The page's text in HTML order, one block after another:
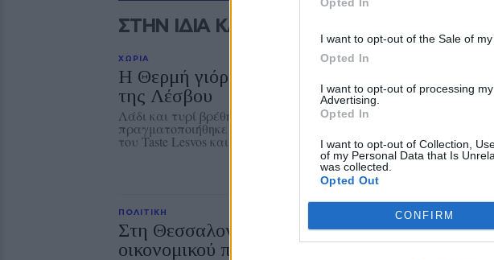
I want to opt-out of the Sale of my
Opted In
I want to opt-out of processing
Advertising.
Opted In
I want to opt-out of Collection,
of my Personal Data that Is
was collected.
Opted Out
CONFIRM
ΣΤΗΝ ΙΔΙΑ ΚΑΤΗΓΟΡΙΑ
ΧΩΡΙΑ
Η Θερμή γιόρτασε τους γευστικούς θησαυρούς
της Λέσβου
Λάδι και τυρί βρέθηκαν στο επίκεντρο της γιορτής που
πραγματοποιήθηκε στο Δημοτικό Σχολείο της Θερμής, στο πλαίσιο
του Taste Lesvos και του Λεσβιακού Καλοκαιριού
ΠΟΛΙΤΙΚΗ
Στη Θεσσαλονίκη τα αποκαλυπτήρια του
οικονομικού προγράμματος της ΕΛ.Α.Σ.